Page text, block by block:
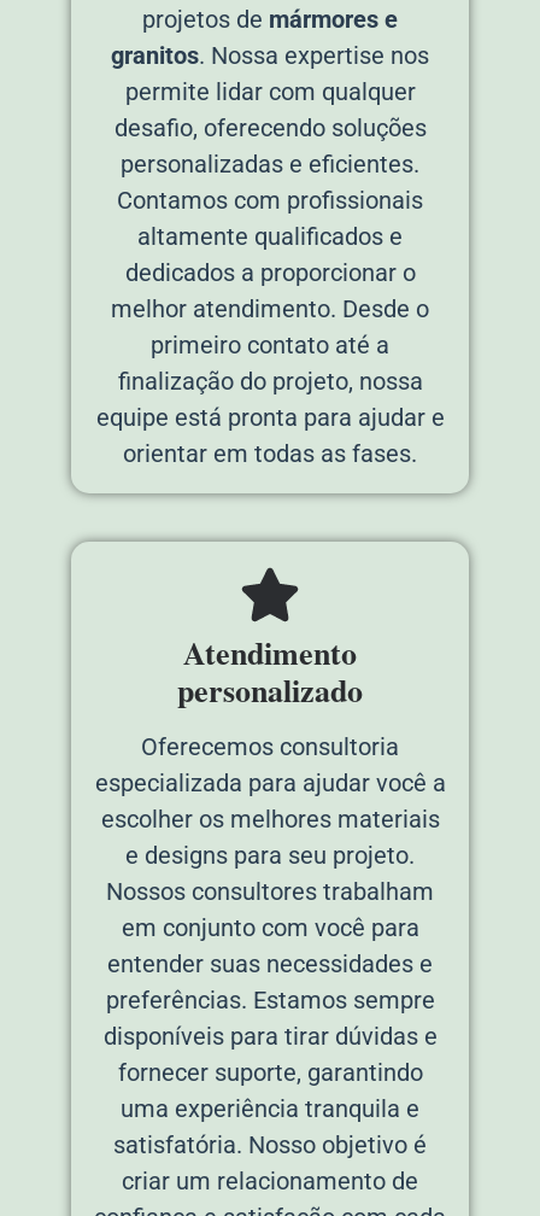
projetos de mármores e
granitos. Nossa expertise nos
permite lidar com qualquer
desafio, oferecendo soluções
personalizadas e eficientes.
Contamos com profissionais
altamente qualificados e
dedicados a proporcionar o
melhor atendimento. Desde o
primeiro contato até a
finalização do projeto, nossa
equipe está pronta para ajudar e
orientar em todas as fases.
Atendimento
personalizado
Oferecemos consultoria
especializada para ajudar você a
escolher os melhores materiais
e designs para seu projeto.
Nossos consultores trabalham
em conjunto com você para
entender suas necessidades e
preferências. Estamos sempre
disponíveis para tirar dúvidas e
fornecer suporte, garantindo
uma experiência tranquila e
satisfatória. Nosso objetivo é
criar um relacionamento de